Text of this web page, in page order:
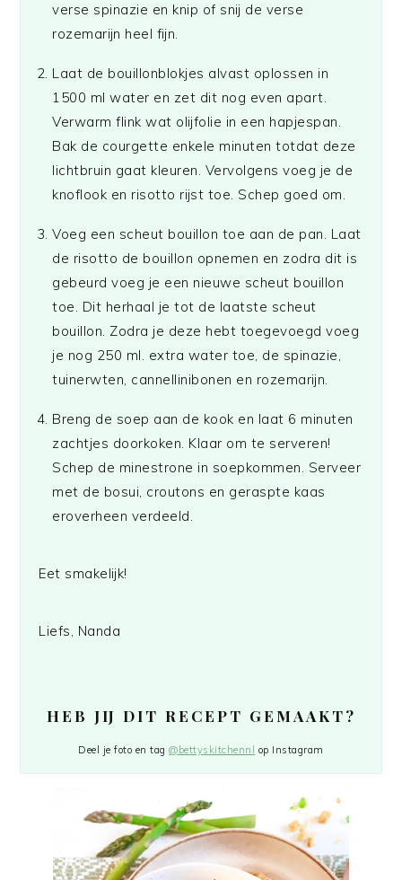
verse spinazie en knip of snij de verse
rozemarijn heel fijn.
Laat de bouillonblokjes alvast oplossen in
1500 ml water en zet dit nog even apart.
Verwarm flink wat olijfolie in een hapjespan.
Bak de courgette enkele minuten totdat deze
lichtbruin gaat kleuren. Vervolgens voeg je de
knoflook en risotto rijst toe. Schep goed om.
Voeg een scheut bouillon toe aan de pan. Laat
de risotto de bouillon opnemen en zodra dit is
gebeurd voeg je een nieuwe scheut bouillon
toe. Dit herhaal je tot de laatste scheut
bouillon. Zodra je deze hebt toegevoegd voeg
je nog 250 ml. extra water toe, de spinazie,
tuinerwten, cannellinibonen en rozemarijn.
Breng de soep aan de kook en laat 6 minuten
zachtjes doorkoken. Klaar om te serveren!
Schep de minestrone in soepkommen. Serveer
met de bosui, croutons en geraspte kaas
eroverheen verdeeld.
Eet smakelijk!
Liefs, Nanda
HEB JIJ DIT RECEPT GEMAAKT?
Deel je foto en tag@bettyskitchennl op Instagram